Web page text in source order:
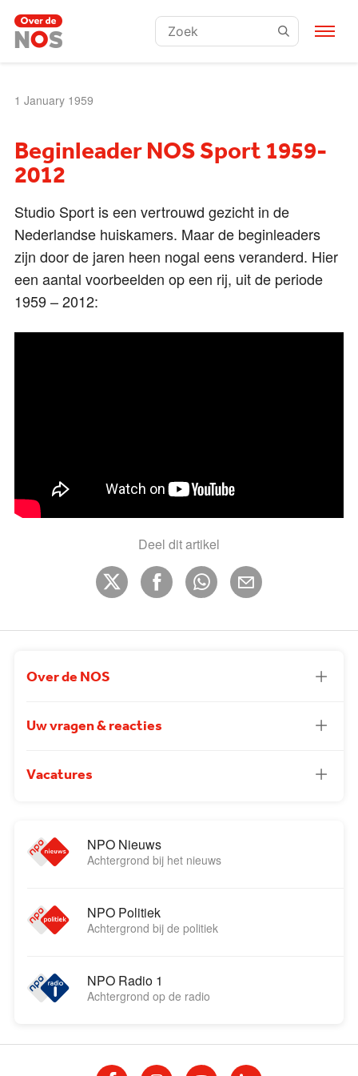
Zoeken:
1 January 1959
Beginleader NOS Sport 1959-
2012
Studio Sport is een vertrouwd gezicht in de
Nederlandse huiskamers. Maar de beginleaders
zijn door de jaren heen nogal eens veranderd. Hier
een aantal voorbeelden op een rij, uit de periode
1959 – 2012:
Deel dit artikel
Over de NOS
Uw vragen & reacties
Vacatures
NPO Nieuws
Achtergrond bij het nieuws
NPO Politiek
Achtergrond bij de politiek
NPO Radio 1
Achtergrond op de radio